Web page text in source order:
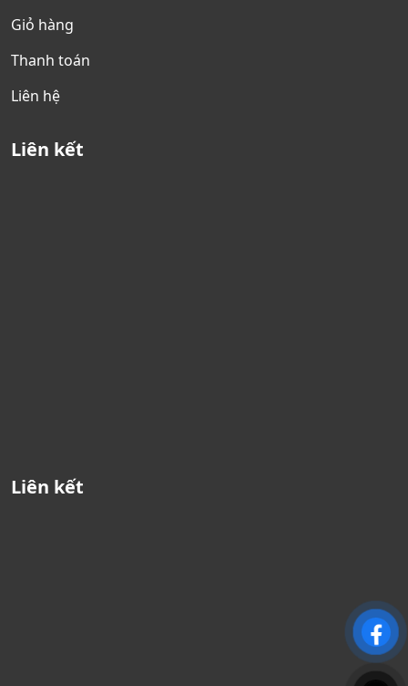
Giỏ hàng
Thanh toán
Liên hệ
Liên kết
Liên kết